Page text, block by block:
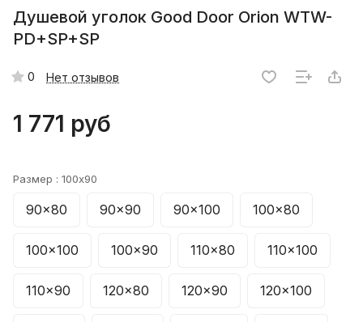
Душевой уголок Good Door Orion WTW-
PD+SP+SP
0 Нет отзывов
1 771 руб
Размер : 100x90
90x80 90x90 90x100 100x80
100x100 100x90 110x80 110x100
110x90 120x80 120x90 120x100